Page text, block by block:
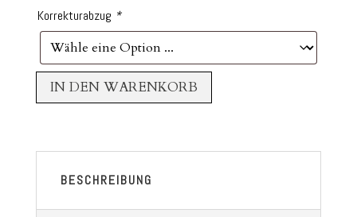
Korrekturabzug *
IN DEN WARENKORB
BESCHREIBUNG